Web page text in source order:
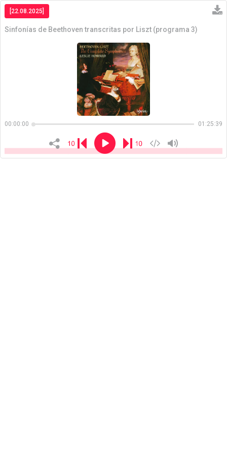
[22.08.2025]
Sinfonías de Beethoven transcritas por Liszt (programa 3)
00:00:00 01:25:39